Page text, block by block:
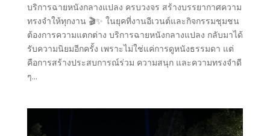
บริการฉายหนังกลางแปลง ครบวงจร สร้างบรรยากาศความ
ทรงจำให้ทุกงาน 🎬✨ ในยุคที่งานอีเวนต์และกิจกรรมชุมชน
ต้องการความแตกต่าง บริการฉายหนังกลางแปลง กลับมาได้
รับความนิยมอีกครั้ง เพราะไม่ใช่แค่การดูหนังธรรมดา แต่
คือการสร้างประสบการณ์ร่วม ความสนุก และความทรงจำดี
ๆ...